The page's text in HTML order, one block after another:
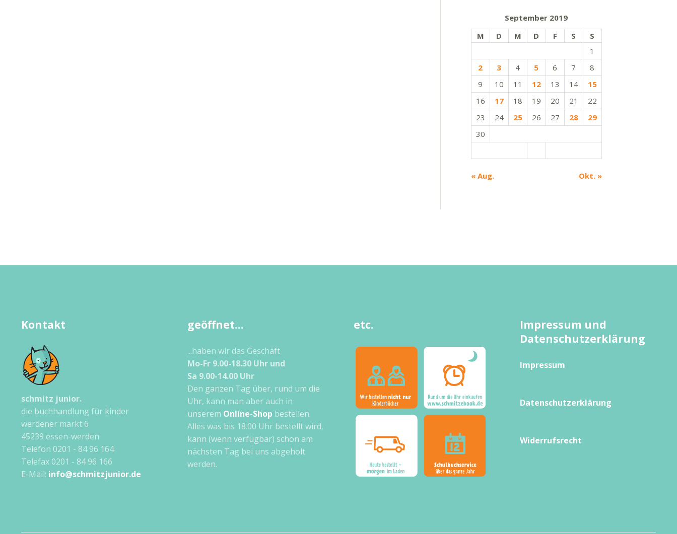
September 2019
M
D M D F S S
« Aug. Okt. »
1
2
3 4 5 6 7
8
9
10 11 12 13 14
15
16
17 18 19 20 21
22
23
24 25 26 27 28
29
30
Kontakt
schmitz junior.
die buchhandlung für kinder
werdener markt 6
45239 essen-werden
Telefon 0201 - 84 96 164
Telefax 0201 - 84 96 166
E-Mail: info@schmitzjunior.de
geöffnet…
...haben wir das Geschäft
Mo-Fr 9.00-18.30 Uhr und
Sa 9.00-14.00 Uhr
Den ganzen Tag über, rund um die
Uhr, kann man aber auch in
unserem Online-Shop bestellen.
Alles was bis 18.00 Uhr bestellt wird,
kann (wenn verfügbar) schon am
nächsten Tag bei uns abgeholt
werden.
etc.
Impressum und
Datenschutzerklärung
Impressum
Datenschutzerklärung
Widerrufsrecht